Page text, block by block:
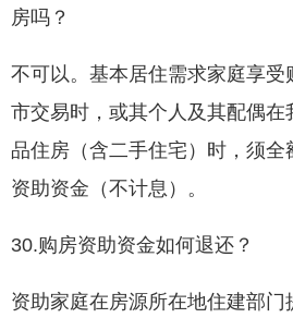
房吗？
不可以。基本居住需求家庭享受
市交易时，或其个人及其配偶
品住房（含二手住宅）时，须
资助资金（不计息）。
30.购房资助资金如何退还？
资助家庭在房源所在地住建部